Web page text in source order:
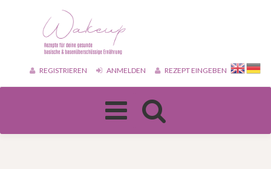
REGISTRIEREN ANMELDEN REZEPT EINGEBEN
Toggle
navigation